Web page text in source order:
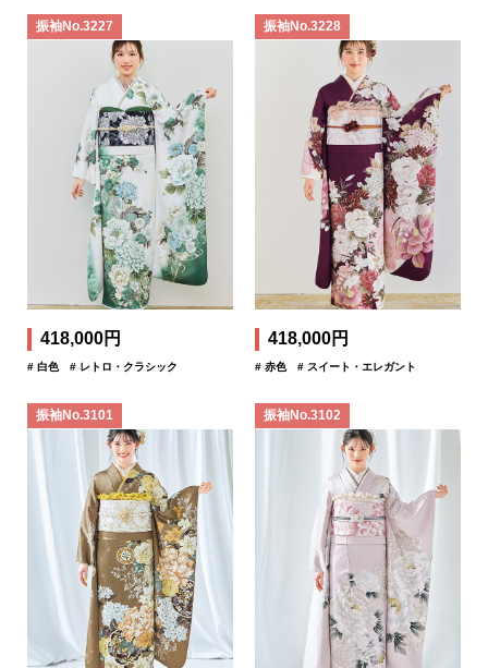
振袖No.3227
418,000円
# 白色 # レトロ・クラシック
振袖No.3228
418,000円
# 赤色 # スイート・エレガント
振袖No.3101 振袖No.3102